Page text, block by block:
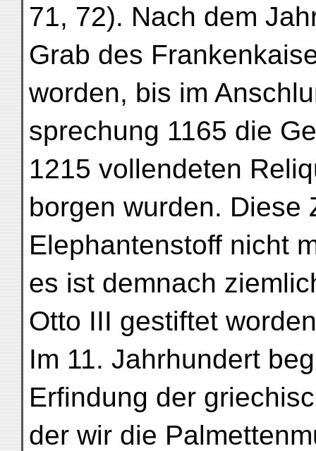
71, 72). Nach dem
Grab des
worden, bis im
sprechung 1165 die
1215 vollendeten
borgen wurden. Diese
Elephantenstoff nicht
es ist demnach
Otto III gestiftet
Im 11. Jahrhundert
Erfindung der
der wir die